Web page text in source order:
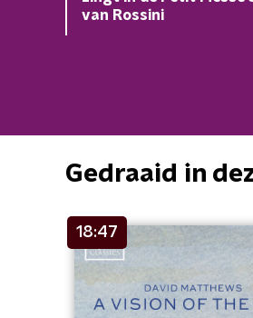
van Rossini
Gedraaid in
18:47